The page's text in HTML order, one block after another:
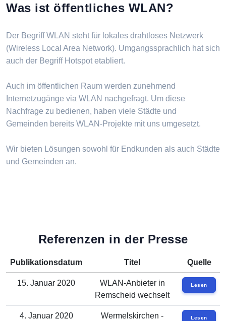
Was ist öffentliches WLAN?
Der Begriff WLAN steht für lokales drahtloses Netzwerk
(Wireless Local Area Network). Umgangssprachlich hat sich
auch der Begriff Hotspot etabliert.
Auch im öffentlichen Raum werden zunehmend
Internetzugänge via WLAN nachgefragt. Um diese
Nachfrage zu bedienen, haben viele Städte und
Gemeinden bereits WLAN-Projekte mit uns umgesetzt.
Wir bieten Lösungen sowohl für Endkunden als auch Städte
und Gemeinden an.
Referenzen in der Presse
Publikationsdatum Titel Quelle
15. Januar 2020
WLAN-Anbieter in
Remscheid wechselt
Lesen
4. Januar 2020 Wermelskirchen - Lesen